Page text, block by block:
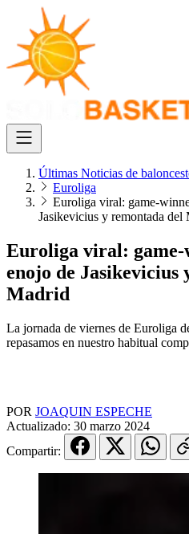
Últimas Noticias de
Euroliga
Euroliga viral: game-
Jasikevicius y remontada del
Euroliga viral: game-
enojo de Jasikevicius
Madrid
La jornada de viernes de Euroliga
repasamos en nuestro habitual
POR JOAQUIN ESPECHE
Actualizado: 30 marzo 2024
Compartir: